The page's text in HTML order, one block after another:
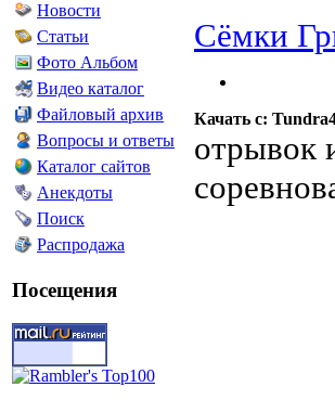
Новости
Статьи
Фото Альбом
Видео каталог
Файловый архив
Вопросы и ответы
Каталог сайтов
Анекдоты
Поиск
Распродажа
Посещения
Сёмки
Качать с:
отрывок